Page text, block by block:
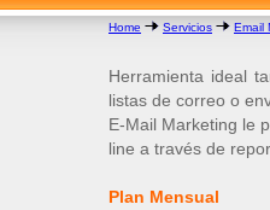
Home Servicios Email
Herramienta ideal
listas de correo o
E-Mail Marketing le
line a través de
Plan Mensual